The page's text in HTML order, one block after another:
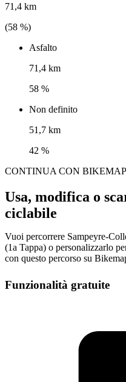
71,4 km
(58 %)
Asfalto
71,4 km
58 %
Non definito
51,7 km
42 %
CONTINUA CON BIKEMAP
Usa, modifica o
ciclabile
Vuoi percorrere Sampeyre-
(1a Tappa) o personalizzarlo
con questo percorso su
Funzionalità gratuite